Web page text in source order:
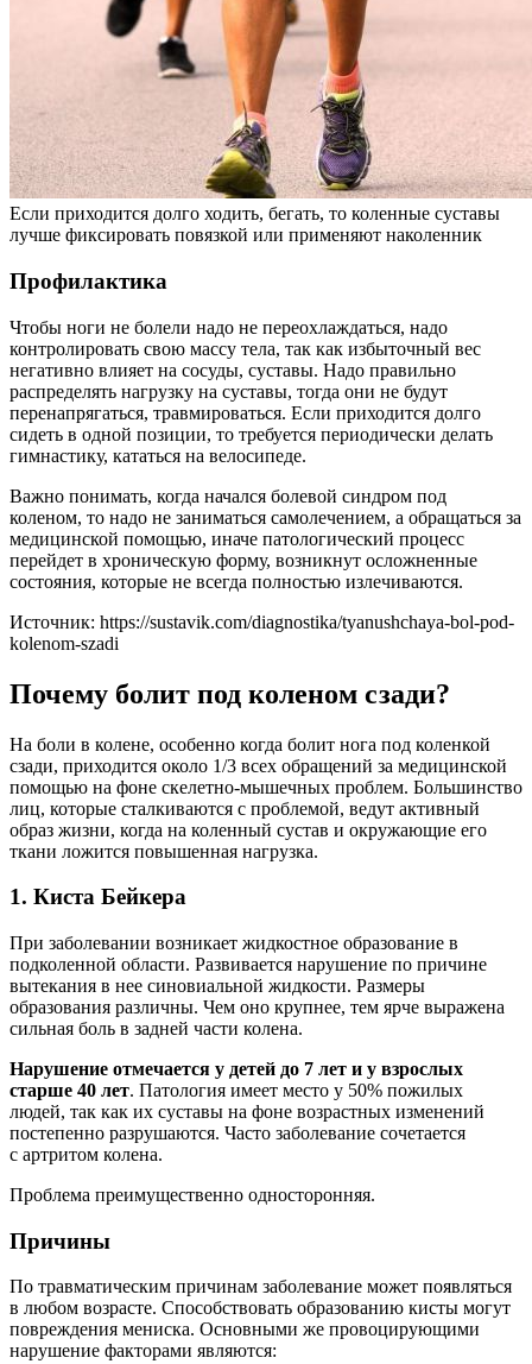
Если приходится долго ходить, бегать, то коленные суставы
лучше фиксировать повязкой или применяют наколенник
Профилактика
Чтобы ноги не болели надо не переохлаждаться, надо
контролировать свою массу тела, так как избыточный вес
негативно влияет на сосуды, суставы. Надо правильно
распределять нагрузку на суставы, тогда они не будут
перенапрягаться, травмироваться. Если приходится долго
сидеть в одной позиции, то требуется периодически делать
гимнастику, кататься на велосипеде.
Важно понимать, когда начался болевой синдром под
коленом, то надо не заниматься самолечением, а обращаться за
медицинской помощью, иначе патологический процесс
перейдет в хроническую форму, возникнут осложненные
состояния, которые не всегда полностью излечиваются.
Источник: https://sustavik.com/diagnostika/tyanushchaya-bol-pod-
kolenom-szadi
Почему болит под коленом сзади?
На боли в колене, особенно когда болит нога под коленкой
сзади, приходится около 1/3 всех обращений за медицинской
помощью на фоне скелетно-мышечных проблем. Большинство
лиц, которые сталкиваются с проблемой, ведут активный
образ жизни, когда на коленный сустав и окружающие его
ткани ложится повышенная нагрузка.
1. Киста Бейкера
При заболевании возникает жидкостное образование в
подколенной области. Развивается нарушение по причине
вытекания в нее синовиальной жидкости. Размеры
образования различны. Чем оно крупнее, тем ярче выражена
сильная боль в задней части колена.
Нарушение отмечается у детей до 7 лет и у взрослых
старше 40 лет. Патология имеет место у 50% пожилых
людей, так как их суставы на фоне возрастных изменений
постепенно разрушаются. Часто заболевание сочетается
с артритом колена.
Проблема преимущественно односторонняя.
Причины
По травматическим причинам заболевание может появляться
в любом возрасте. Способствовать образованию кисты могут
повреждения мениска. Основными же провоцирующими
нарушение факторами являются: